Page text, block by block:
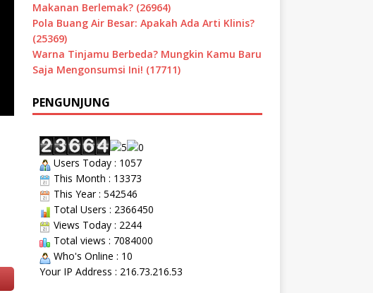
Makanan Berlemak? (26964)
Pola Buang Air Besar: Apakah Ada Arti Klinis?
(25369)
Warna Tinjamu Berbeda? Mungkin Kamu Baru
Saja Mengonsumsi Ini! (17711)
PENGUNJUNG
Users Today : 1057
This Month : 13373
This Year : 542546
Total Users : 2366450
Views Today : 2244
Total views : 7084000
Who's Online : 10
Your IP Address : 216.73.216.53